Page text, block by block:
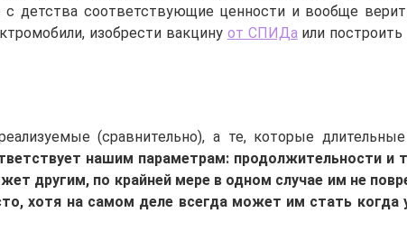
соответствующие ценности и вообще
изобрести вакцину от СПИДаили
(сравнительно), а те, которые
нашим параметрам: продолжительности
другим, по крайней мере в одном случае им не
хотя на самом деле всегда может им стать